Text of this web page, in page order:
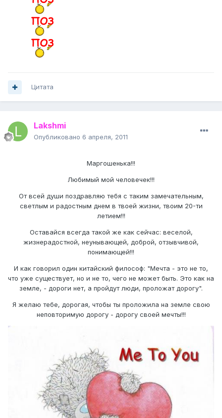
Цитата
Lakshmi
Опубликовано 6 апреля, 2011
Маргошенька!!!
Любимый мой человечек!!!
От всей души поздравляю тебя с таким замечательным,
светлым и радостным днем в твоей жизни, твоим 20-ти
летием!!!
Оставайся всегда такой же как сейчас: веселой,
жизнерадостной, неунывающей, доброй, отзывчивой,
понимающей!!!
И как говорил один китайский философ: "Мечта - это не то,
что уже существует, но и не то, чего не может быть. Это как на
земле, - дороги нет, а пройдут люди, проложат дорогу".
Я желаю тебе, дорогая, чтобы ты проложила на земле свою
неповторимую дорогу - дорогу своей мечты!!!